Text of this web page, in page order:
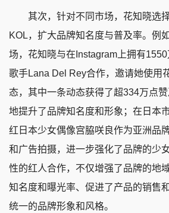
其次，针对不同市场，花知晓选择
KOL，扩大品牌知名度与普及率。例
场，花知晓与在Instagram上拥有
歌手Lana Del Rey合作，邀请她使用
态，其中一条动态获得了超334万点
地提升了品牌知名度和形象；在日本
红日本少女偶像宫脇咲良作为亚洲品
和广告拍摄，进一步强化了品牌的少
性的红人合作，不仅增强了品牌的地
知名度和曝光率、促进了产品的销售
统一的品牌形象和风格。